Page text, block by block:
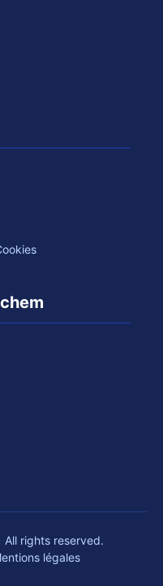
All rights reserved.
légales